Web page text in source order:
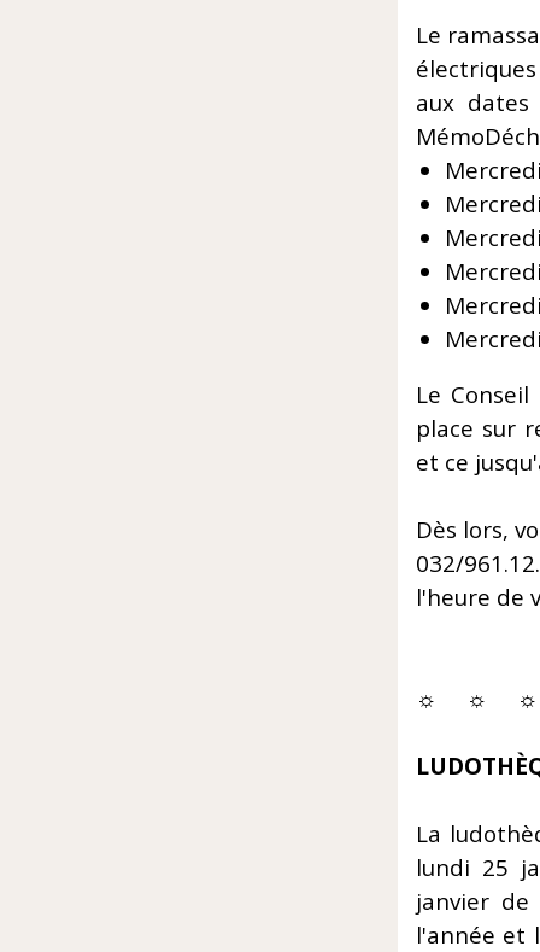
Le
aux dates
Le
place sur
et ce
Dès lors,
032/
l'heure de
☼ ☼
La
lundi 25
janvier
l'année et